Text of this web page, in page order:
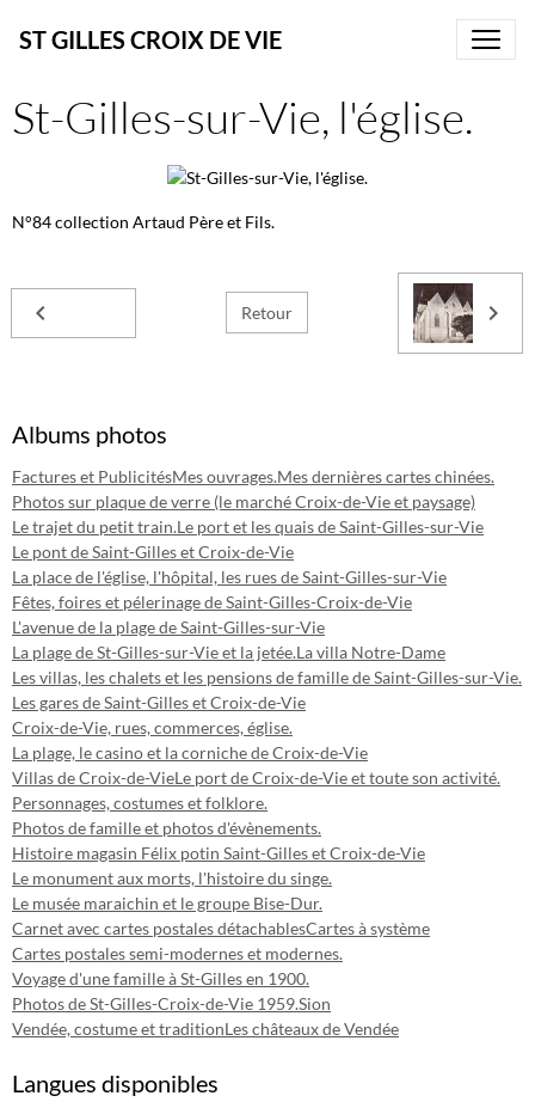
ST GILLES CROIX DE VIE
St-Gilles-sur-Vie, l'église.
N°84 collection Artaud Père et Fils.
Retour
Albums photos
Factures et PublicitésMes ouvrages.Mes dernières cartes chinées.
Photos sur plaque de verre (le marché Croix-de-Vie et paysage)
Le trajet du petit train.Le port et les quais de Saint-Gilles-sur-Vie
Le pont de Saint-Gilles et Croix-de-Vie
La place de l'église, l'hôpital, les rues de Saint-Gilles-sur-Vie
Fêtes, foires et pélerinage de Saint-Gilles-Croix-de-Vie
L'avenue de la plage de Saint-Gilles-sur-Vie
La plage de St-Gilles-sur-Vie et la jetée.La villa Notre-Dame
Les villas, les chalets et les pensions de famille de Saint-Gilles-sur-Vie.
Les gares de Saint-Gilles et Croix-de-Vie
Croix-de-Vie, rues, commerces, église.
La plage, le casino et la corniche de Croix-de-Vie
Villas de Croix-de-VieLe port de Croix-de-Vie et toute son activité.
Personnages, costumes et folklore.
Photos de famille et photos d'évènements.
Histoire magasin Félix potin Saint-Gilles et Croix-de-Vie
Le monument aux morts, l'histoire du singe.
Le musée maraichin et le groupe Bise-Dur.
Carnet avec cartes postales détachablesCartes à système
Cartes postales semi-modernes et modernes.
Voyage d'une famille à St-Gilles en 1900.
Photos de St-Gilles-Croix-de-Vie 1959.Sion
Vendée, costume et traditionLes châteaux de Vendée
Langues disponibles